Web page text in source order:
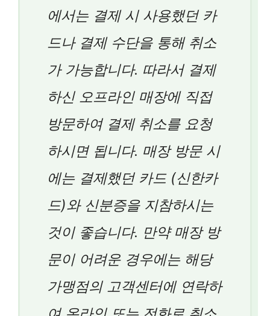
에서는 결제 시 사용했던 카
드나 결제 수단을 통해 취소
가 가능합니다. 따라서 결제
하신 오프라인 매장에 직접
방문하여 결제 취소를 요청
하시면 됩니다. 매장 방문 시
에는 결제했던 카드 (신한카
드)와 신분증을 지참하시는
것이 좋습니다. 만약 매장 방
문이 어려운 경우에는 해당
가맹점의 고객센터에 연락하